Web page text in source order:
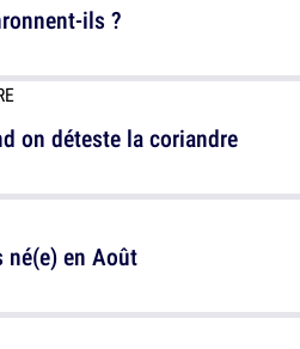
on déteste la coriandre
ils ?
né(e) en Août